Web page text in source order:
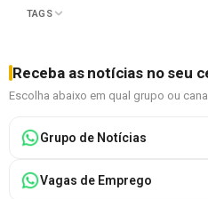
TAGS
Receba as notícias no seu
Escolha abaixo em qual grupo ou
Grupo de Notícias
Vagas de Emprego